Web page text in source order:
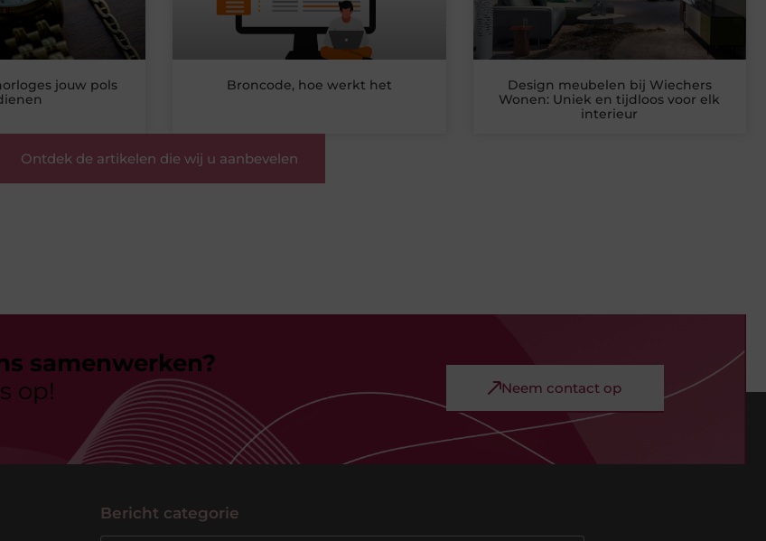
jouw pols
Broncode, hoe werkt het
Design meubelen bij Wiechers
Wonen: Uniek en tijdloos voor elk
interieur
Ontdek de artikelen die wij u aanbevelen
samenwerken?
op!
Neem contact op
Bericht categorie